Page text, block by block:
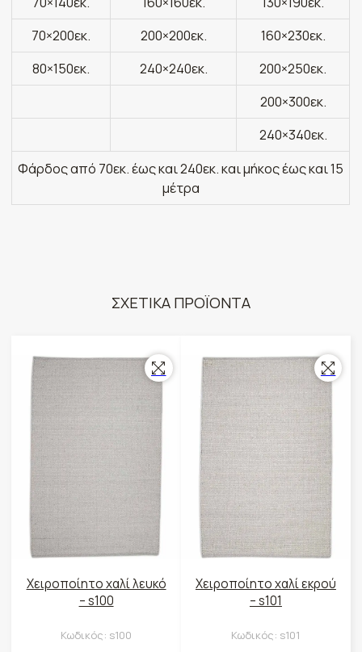
70×200εκ.
200×200εκ.
160×230εκ.
80×150εκ.
240×240εκ.
200×250εκ.
200×300εκ.
240×340εκ.
Φάρδος από 70εκ. έως και 240εκ. και μήκος έως και 15
μέτρα
ΣΧΕΤΙΚΑ ΠΡΟΪΟΝΤΑ
Χειροποίητο χαλί λευκό
– s100
Κωδικός: s100
Χειροποίητο χαλί εκρού
– s101
Κωδικός: s101